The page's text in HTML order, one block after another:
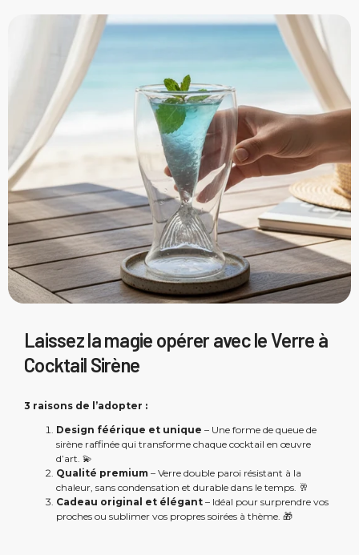
Laissez la magie opérer avec le Verre à
Cocktail Sirène
3 raisons de l’adopter :
Design féérique et unique – Une forme de queue de
sirène raffinée qui transforme chaque cocktail en œuvre
d’art. 💫
Qualité premium – Verre double paroi résistant à la
chaleur, sans condensation et durable dans le temps. 🥂
Cadeau original et élégant – Idéal pour surprendre vos
proches ou sublimer vos propres soirées à thème. 🎁